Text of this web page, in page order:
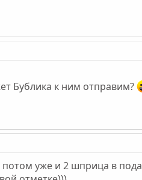
Бублика к ним отправим?
уже и 2 шприца в